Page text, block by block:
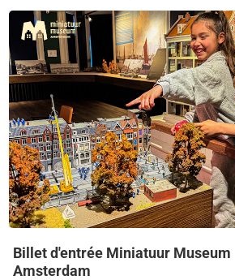
Billet d'entrée Miniatuur Museum
Amsterdam